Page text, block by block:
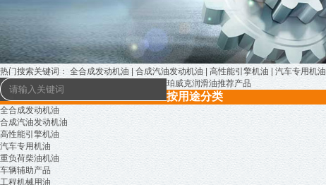
热门搜索关键词： 全合成发动机油 合成汽油发动机油| 高性能引擎机油 | 汽车专用机油
珀威克润滑油推荐产品
按用途分类
全合成发动机油
合成汽油发动机油
高性能引擎机油
汽车专用机油
重负荷柴油机油
车辆辅助产品
工程机械用油